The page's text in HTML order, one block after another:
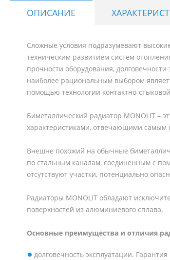
ОПИСАНИЕ
Сложные условия подразумевают
техническим развитием систем
прочности оборудования,
наиболее рациональным выбором
помощью технологии контактно-
Биметаллический радиатор MONOLIT –
характеристиками, отвечающими самым
Внешне похожий на обычные
по стальным каналам, соединенным с
отсутствуют участки, потенциально
Радиаторы MONOLIT обладают
поверхностей из алюминиевого сплава.
Основные преимущества и отличия
долговечность эксплуатации.